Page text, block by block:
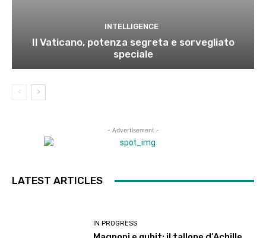
INTELLIGENCE
Il Vaticano, potenza segreta e sorvegliato
speciale
- Advertisement -
LATEST ARTICLES
IN PROGRESS